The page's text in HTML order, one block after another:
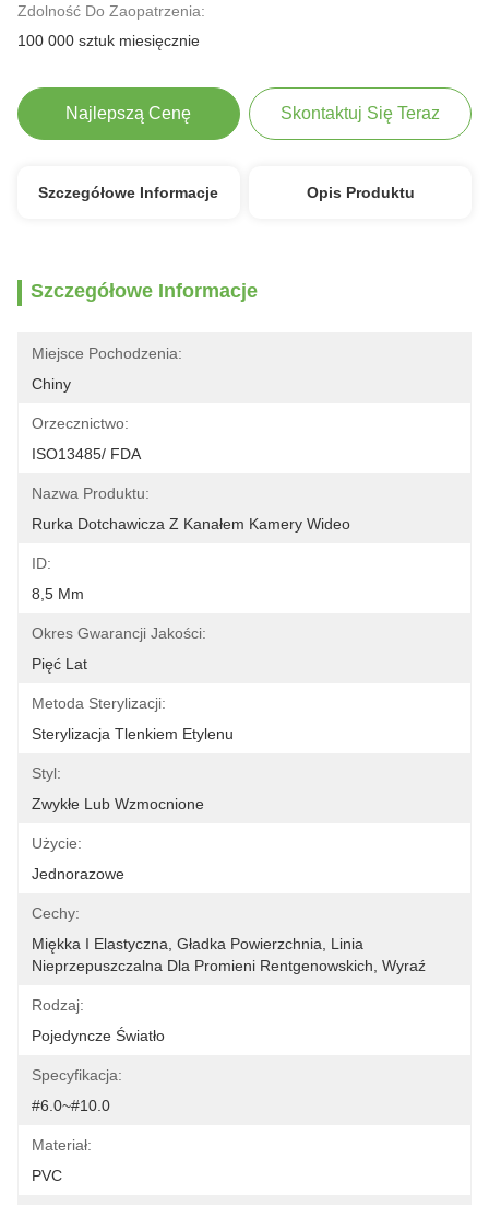
Zdolność Do Zaopatrzenia:
100 000 sztuk miesięcznie
Najlepszą Cenę Skontaktuj Się Teraz
Szczegółowe Informacje Opis Produktu
Szczegółowe Informacje
Miejsce Pochodzenia:
Chiny
Orzecznictwo:
ISO13485/ FDA
Nazwa Produktu:
Rurka Dotchawicza Z Kanałem Kamery Wideo
ID:
8,5 Mm
Okres Gwarancji Jakości:
Pięć Lat
Metoda Sterylizacji:
Sterylizacja Tlenkiem Etylenu
Styl:
Zwykłe Lub Wzmocnione
Użycie:
Jednorazowe
Cechy:
Miękka I Elastyczna, Gładka Powierzchnia, Linia
Nieprzepuszczalna Dla Promieni Rentgenowskich, Wyraź
Rodzaj:
Pojedyncze Światło
Specyfikacja:
#6.0~#10.0
Materiał:
PVC